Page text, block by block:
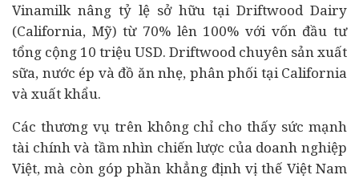
Vinamilk nâng tỷ lệ sở hữu tại Driftwood Dairy
(California, Mỹ) từ 70% lên 100% với vốn đầu tư
tổng cộng 10 triệu USD. Driftwood chuyên sản xuất
sữa, nước ép và đồ ăn nhẹ, phân phối tại California
và xuất khẩu.
Các thương vụ trên không chỉ cho thấy sức mạnh
tài chính và tầm nhìn chiến lược của doanh nghiệp
Việt, mà còn góp phần khẳng định vị thế Việt Nam